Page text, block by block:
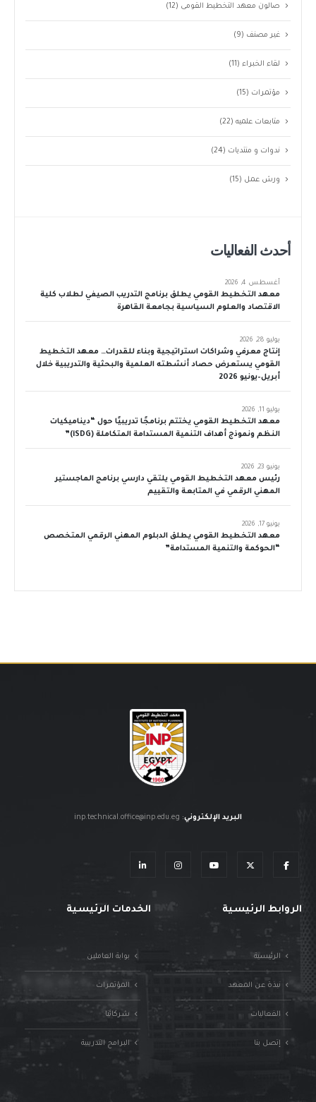
صالون معهد التخطيط القومى (12)
غير مصنف (9)
لقاء الخبراء(11)
مؤتمرات (15)
متابعات علميه(22)
ندوات و منتديات (24)
ورش عمل (15)
أحدث الفعاليات
معهد التخطيط القومي يطلق برنامج التدريب الصيفي لطلاب كلية
الاقتصاد والعلوم السياسية بجامعة القاهرة
أغسطس 4, 2026
إنتاج معرفي وشراكات استراتيجية وبناء للقدرات… معهد التخطيط
القومي يستعرض حصاد أنشطته العلمية والبحثية والتدريبية خلال
أبريل–يونيو 2026
يوليو 28, 2026
معهد التخطيط القومي يختتم برنامجًا تدريبيًا حول “ديناميكيات
النظم ونموذج أهداف التنمية المستدامة المتكاملة (iSDG)”
يوليو 11, 2026
رئيس معهد التخطيط القومي يلتقي دارسي برنامج الماجستير
المهني الرقمي في المتابعة والتقييم
يونيو 23, 2026
معهد التخطيط القومي يطلق الدبلوم المهني الرقمي المتخصص
“الحوكمة والتنمية المستدامة”
يونيو 17, 2026
البريد الإلكتروني:
inp.technical.office@inp.edu.eg
الروابط الرئيسية
الرئيسية
نبذة عن المعهد
الفعاليات
إتصل بنا
الخدمات الرئيسية
بوابة العاملين
المؤتمرات
شركائنا
البرامج التدريبية